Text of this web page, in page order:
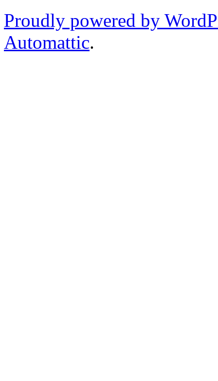
Proudly powered by
Automattic.